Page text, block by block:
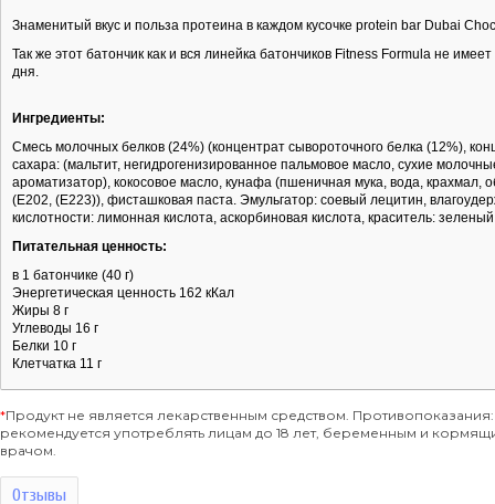
Знаменитый вкус и польза протеина в каждом кусочке protein bar Dubai
Так же этот батончик как и вся линейка батончиков Fitness Formula не
дня.
Ингредиенты:
Смесь молочных белков (24%) (концентрат сывороточного белка (12%),
сахара: (мальтит, негидрогенизированное пальмовое масло, сухие
ароматизатор), кокосовое масло, кунафа (пшеничная мука, вода,
(Е202, (Е223)), фисташковая паста. Эмульгатор: соевый лецитин,
кислотности: лимонная кислота, аскорбиновая кислота, краситель:
Питательная ценность:
в 1 батончике (40 г)
Энергетическая ценность 162 кКал
Жиры 8 г
Углеводы 16 г
Белки 10 г
Клетчатка 11 г
*Продукт не является лекарственным средством.
рекомендуется употреблять лицам до 18 лет, беременным и
врачом.
Отзывы